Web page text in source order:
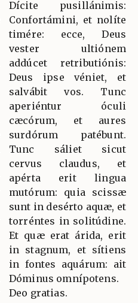
Dícite pusillánimis:
Confortámini, et nolíte
timére: ecce, Deus
vester ultiónem
addúcet retributiónis:
Deus ipse véniet, et
salvábit vos. Tunc
aperiéntur óculi
cæcórum, et aures
surdórum patébunt.
Tunc sáliet sicut
cervus claudus, et
apérta erit lingua
mutórum: quia scissæ
sunt in desérto aquæ, et
torréntes in solitúdine.
Et quæ erat árida, erit
in stagnum, et sítiens
in fontes aquárum: ait
Dóminus omnípotens.
Deo gratias.